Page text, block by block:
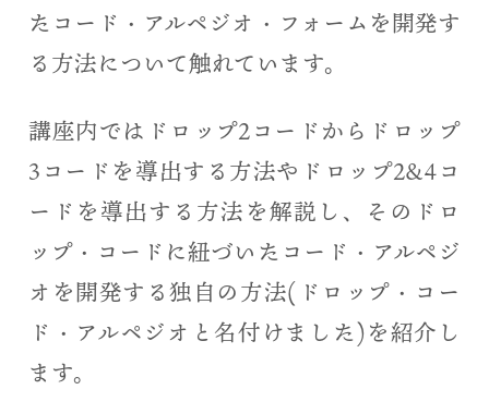
たコード・アルペジオ・フォームを開発す
る方法について触れています。
講座内ではドロップ2コードからドロップ
3コードを導出する方法やドロップ2&4コ
ードを導出する方法を解説し、そのドロ
ップ・コードに紐づいたコード・アルペジ
オを開発する独自の方法(ドロップ・コー
ド・アルペジオと名付けました)を紹介し
ます。